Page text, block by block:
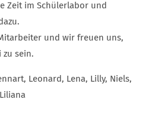
Zeit im Schülerlabor und
und wir freuen uns,
zu sein.
Leonard, Lena, Lilly, Niels,